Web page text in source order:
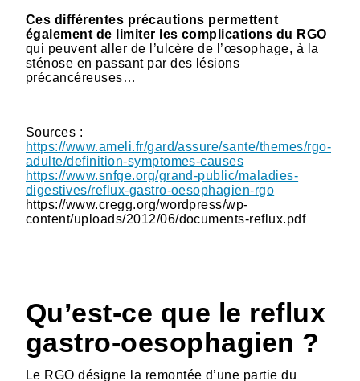
Ces différentes précautions permettent
également de limiter les complications du RGO
qui peuvent aller de l’ulcère de l’œsophage, à la
sténose en passant par des lésions
précancéreuses…
Sources :
https://www.ameli.fr/gard/assure/sante/themes/rgo-
adulte/definition-symptomes-causes
https://www.snfge.org/grand-public/maladies-
digestives/reflux-gastro-oesophagien-rgo
https://www.cregg.org/wordpress/wp-
content/uploads/2012/06/documents-reflux.pdf
Qu’est-ce que le reflux
gastro-oesophagien ?
Le RGO désigne la remontée d’une partie du